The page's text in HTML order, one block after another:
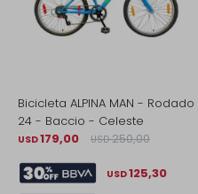
Bicicleta ALPINA MAN - Rodado
24 - Baccio - Celeste
USD179,00 USD 250,00
USD125,30